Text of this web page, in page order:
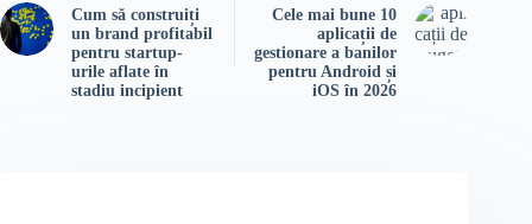
Cum să construiți
un brand profitabil
pentru startup-
urile aflate în
stadiu incipient
Cele mai bune 10
aplicații de
gestionare a banilor
pentru Android și
iOS în 2026